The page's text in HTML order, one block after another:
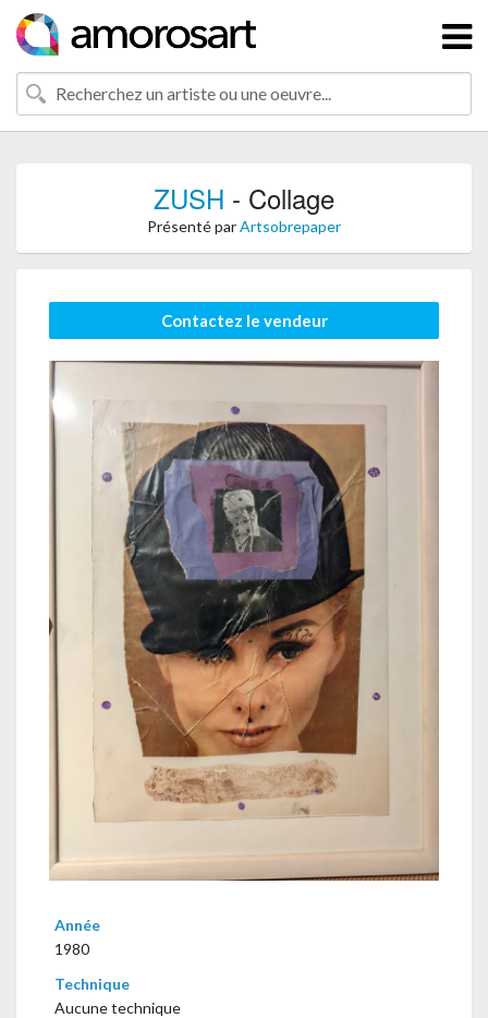
ZUSH - Collage
Présenté parArtsobrepaper
Contactez le vendeur
Année
1980
Technique
Aucune technique